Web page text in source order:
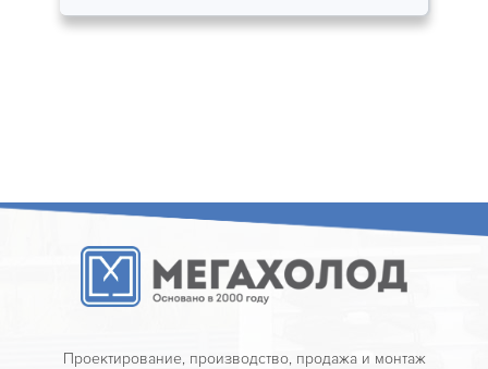
Проектирование, производство, продажа и монтаж